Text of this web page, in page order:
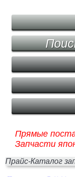
Прямые
Запчасти
Прайс-Каталог